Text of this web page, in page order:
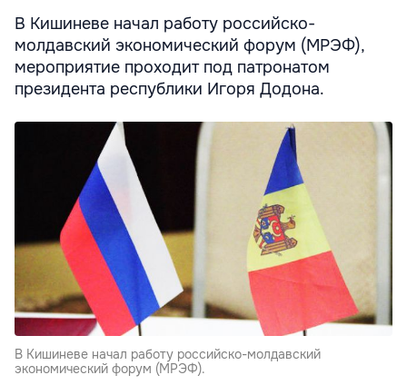
В Кишиневе начал работу российско-
молдавский экономический форум (МРЭФ),
мероприятие проходит под патронатом
президента республики Игоря Додона.
В Кишиневе начал работу российско-молдавский
экономический форум (МРЭФ).